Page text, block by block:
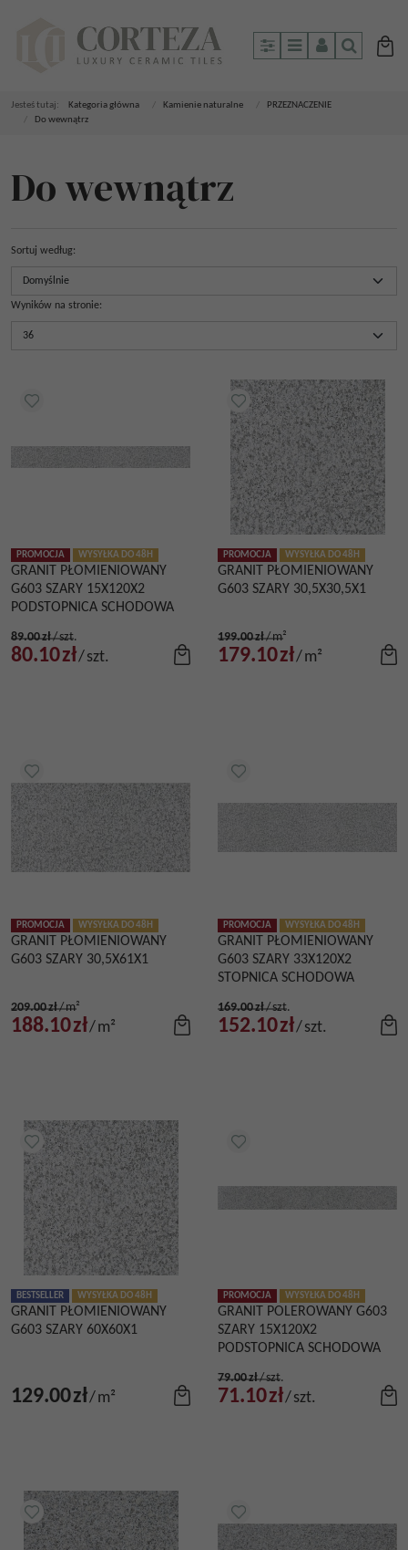
PanelMenuPanelSzukaj
Jesteś tutaj: Kategoria główna Kamienie naturalne
PRZEZNACZENIE
Do wewnątrz
Do wewnątrz
Sortuj według:
Wyników na stronie:
PROMOCJA WYSYŁKA DO 48H
GRANIT PŁOMIENIOWANY
G603 SZARY 15X120X2
PODSTOPNICA SCHODOWA
89.00zł/szt.
80.10zł/szt.
PROMOCJA WYSYŁKA DO 48H
GRANIT PŁOMIENIOWANY
G603 SZARY 30,5X30,5X1
199.00zł/m²
179.10zł/m²
PROMOCJA WYSYŁKA DO 48H
GRANIT PŁOMIENIOWANY
G603 SZARY 30,5X61X1
209.00zł/m²
188.10zł/m²
PROMOCJA WYSYŁKA DO 48H
GRANIT PŁOMIENIOWANY
G603 SZARY 33X120X2
STOPNICA SCHODOWA
169.00zł/szt.
152.10zł/szt.
BESTSELLER WYSYŁKA DO 48H
GRANIT PŁOMIENIOWANY
G603 SZARY 60X60X1
129.00zł/m²
PROMOCJA WYSYŁKA DO 48H
GRANIT POLEROWANY G603
SZARY 15X120X2
PODSTOPNICA SCHODOWA
79.00zł/szt.
71.10zł/szt.